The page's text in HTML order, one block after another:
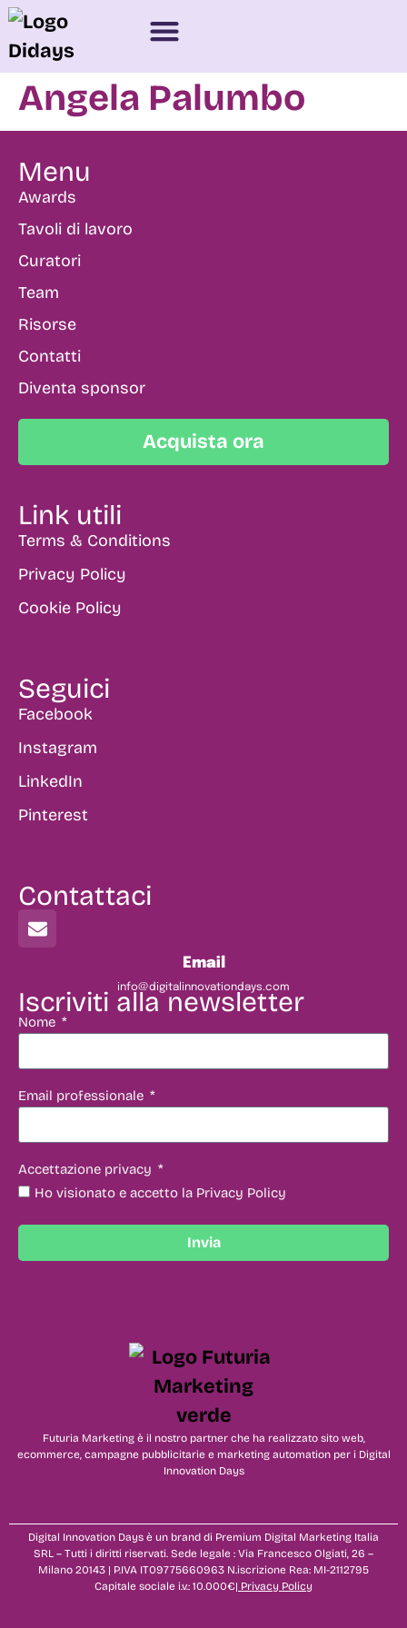
Angela Palumbo
Menu
Awards
Tavoli di lavoro
Curatori
Team
Risorse
Contatti
Diventa sponsor
Acquista ora
Link utili
Terms & Conditions
Privacy Policy
Cookie Policy
Seguici
Facebook
Instagram
LinkedIn
Pinterest
Contattaci
Email
info@digitalinnovationdays.com
Iscriviti alla newsletter
Nome
Email professionale
Accettazione privacy
Ho visionato e accetto la Privacy Policy
Invia
Futuria Marketing è il nostro partner che ha realizzato sito web,
ecommerce, campagne pubblicitarie e marketing automation per i Digital
Innovation Days
Digital Innovation Days è un brand di Premium Digital Marketing Italia
SRL – Tutti i diritti riservati. Sede legale : Via Francesco Olgiati, 26 –
Milano 20143 | P.IVA IT09775660963 N.iscrizione Rea: MI-2112795
Capitale sociale i.v.: 10.000€| Privacy Policy